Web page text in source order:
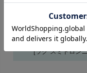
すべり止め
[ラグ スミトロン